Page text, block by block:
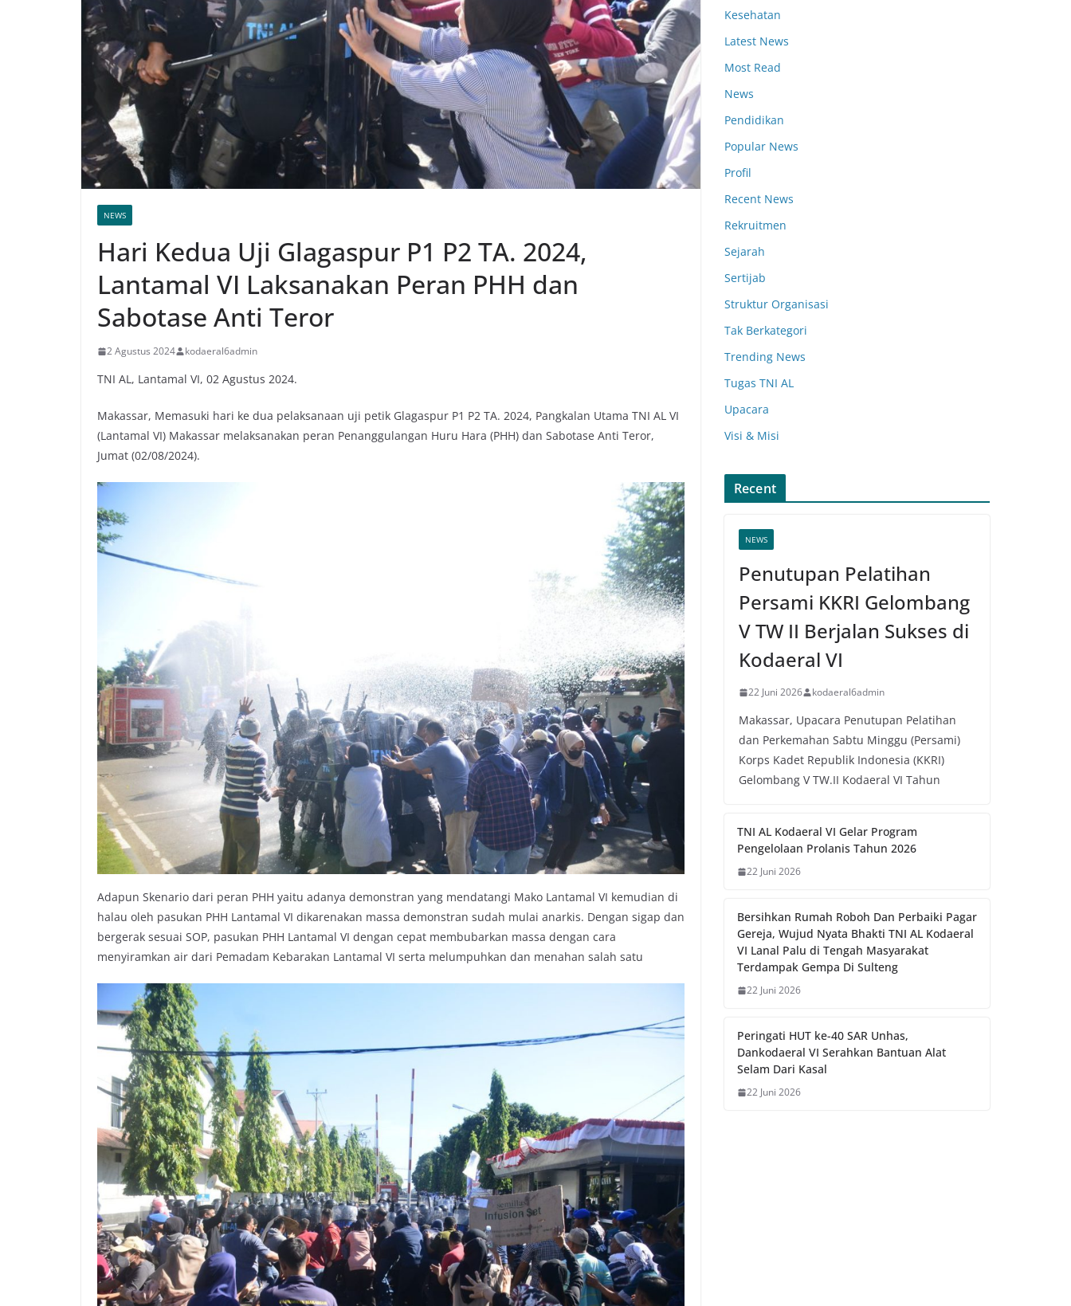
NEWS
Hari Kedua Uji Glagaspur P1 P2 TA. 2024,
Lantamal VI Laksanakan Peran PHH dan
Sabotase Anti Teror
2 Agustus 2024 kodaeral6admin
TNI AL, Lantamal VI, 02 Agustus 2024.
Makassar, Memasuki hari ke dua pelaksanaan uji petik Glagaspur P1 P2 TA. 2024, Pangkalan Utama TNI AL VI
(Lantamal VI) Makassar melaksanakan peran Penanggulangan Huru Hara (PHH) dan Sabotase Anti Teror,
Jumat (02/08/2024).
Adapun Skenario dari peran PHH yaitu adanya demonstran yang mendatangi Mako Lantamal VI kemudian di
halau oleh pasukan PHH Lantamal VI dikarenakan massa demonstran sudah mulai anarkis. Dengan sigap dan
bergerak sesuai SOP, pasukan PHH Lantamal VI dengan cepat membubarkan massa dengan cara
menyiramkan air dari Pemadam Kebarakan Lantamal VI serta melumpuhkan dan menahan salah satu
Kesehatan
Latest News
Most Read
News
Pendidikan
Popular News
Profil
Recent News
Rekruitmen
Sejarah
Sertijab
Struktur Organisasi
Tak Berkategori
Trending News
Tugas TNI AL
Upacara
Visi & Misi
Recent
NEWS
Penutupan Pelatihan
Persami KKRI Gelombang
V TW II Berjalan Sukses di
Kodaeral VI
22 Juni 2026 kodaeral6admin
Makassar, Upacara Penutupan Pelatihan
dan Perkemahan Sabtu Minggu (Persami)
Korps Kadet Republik Indonesia (KKRI)
Gelombang V TW.II Kodaeral VI Tahun
TNI AL Kodaeral VI Gelar Program
Pengelolaan Prolanis Tahun 2026
22 Juni 2026
Bersihkan Rumah Roboh Dan Perbaiki Pagar
Gereja, Wujud Nyata Bhakti TNI AL Kodaeral
VI Lanal Palu di Tengah Masyarakat
Terdampak Gempa Di Sulteng
22 Juni 2026
Peringati HUT ke-40 SAR Unhas,
Dankodaeral VI Serahkan Bantuan Alat
Selam Dari Kasal
22 Juni 2026